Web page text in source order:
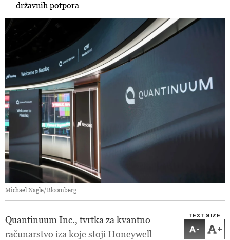
državnih potpora
Michael Nagle/Bloomberg
TEXT SIZE
- +
Quantinuum Inc., tvrtka za kvantno
računarstvo iza koje stoji Honeywell